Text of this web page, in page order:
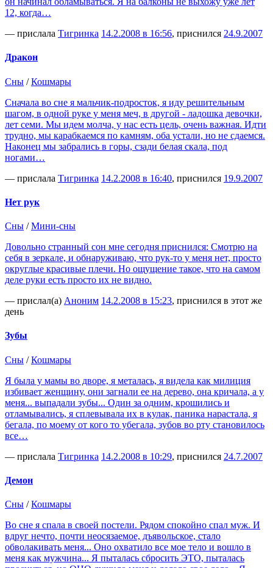
12, когда…
— прислала Тигринка 14.2.2008 в 16:56, приснился 24.9.2007
Дракон
Сны /Кошмары
Сначала во сне я мальчик-подросток, я иду решительным
шагом, в одной руке у меня меч, в другой - ладошка девочки,
лет семи. Мы идем молча, у нас есть цель, очень важная. Идти
трудно, мы карабкаемся по камням, оба устали, но не сдаемся.
Наконец мы забрались в горы, сзади белая скала, под
ногами…
— прислала Тигринка 14.2.2008 в 16:40, приснился 19.9.2007
Нет рук
Сны /Мини-сны
Довольно странный сон мне сегодня приснился: Смотрю на
себя в зеркале, и обнаруживаю, что рук-то у меня нет, просто
округлые красивые плечи. Но ощущение такое, что на самом
деле руки есть просто их не видно.
— прислал(а) Аноним 14.2.2008 в 15:23, приснился в этот же
день
Зубы
Сны /Кошмары
Я была у мамы во дворе, я металась, я видела как милиция
избивает женщину, они загнали ее на дерево, она кричала, а у
меня... выпадали зубы... Один за одним, крошились и
отламывались, я сплевывала их в кулак, паника нарастала, я
бегала, по моему от кого то убегала, зубов во рту становилось
все…
— прислала Тигринка 14.2.2008 в 10:29, приснился 24.7.2007
Демон
Сны /Кошмары
Во сне я спала в своей постели. Рядом спокойно спал муж. И
вдруг нечто, почти неосязаемое, дъявольское, стало
обволакивать меня... Оно охватило все мое тело и вошло в
меня как мужчина... Я пыталась сбросить ЭТО, пыталась